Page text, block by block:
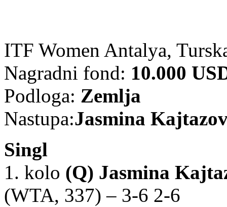
ITF Women Antalya,
Nagradni fond: 10.000
Podloga: Zemlja
Nastupa:Jasmina
Singl
1. kolo (Q) Jasmina
(WTA, 337) – 3-6 2-6